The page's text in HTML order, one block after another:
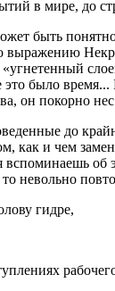
в мире, до
быть
выражению
было время...
он покорно
до
как и чем
вспоминаешь
невольно
гидре,